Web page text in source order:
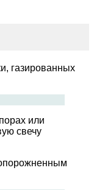
газированных
или
свечу